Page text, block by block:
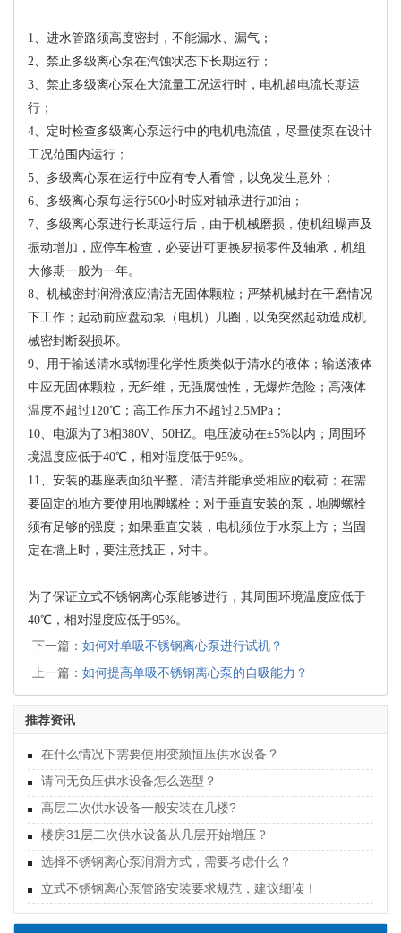
1、进水管路须高度密封，不能漏水、漏气；
2、禁止多级离心泵在汽蚀状态下长期运行；
3、禁止多级离心泵在大流量工况运行时，电机超电流长期运
行；
4、定时检查多级离心泵运行中的电机电流值，尽量使泵在设计
工况范围内运行；
5、多级离心泵在运行中应有专人看管，以免发生意外；
6、多级离心泵每运行500小时应对轴承进行加油；
7、多级离心泵进行长期运行后，由于机械磨损，使机组噪声及
振动增加，应停车检查，必要进可更换易损零件及轴承，机组
大修期一般为一年。
8、机械密封润滑液应清洁无固体颗粒；严禁机械封在干磨情况
下工作；起动前应盘动泵（电机）几圈，以免突然起动造成机
械密封断裂损坏。
9、用于输送清水或物理化学性质类似于清水的液体；输送液体
中应无固体颗粒，无纤维，无强腐蚀性，无爆炸危险；高液体
温度不超过120℃；高工作压力不超过2.5MPa；
10、电源为了3相380V、50HZ。电压波动在±5%以内；周围环
境温度应低于40℃，相对湿度低于95%。
11、安装的基座表面须平整、清洁并能承受相应的载荷；在需
要固定的地方要使用地脚螺栓；对于垂直安装的泵，地脚螺栓
须有足够的强度；如果垂直安装，电机须位于水泵上方；当固
定在墙上时，要注意找正，对中。
为了保证立式不锈钢离心泵能够进行，其周围环境温度应低于
40℃，相对湿度应低于95%。
下一篇： 如何对单吸不锈钢离心泵进行试机？
上一篇： 如何提高单吸不锈钢离心泵的自吸能力？
推荐资讯
在什么情况下需要使用变频恒压供水设备？
请问无负压供水设备怎么选型？
高层二次供水设备一般安装在几楼?
楼房31层二次供水设备从几层开始增压？
选择不锈钢离心泵润滑方式，需要考虑什么？
立式不锈钢离心泵管路安装要求规范，建议细读！